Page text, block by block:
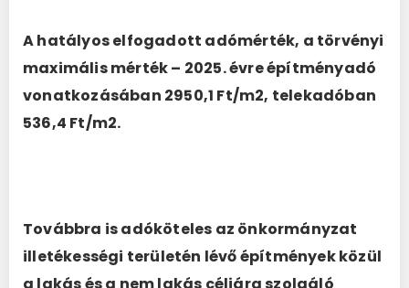
A hatályos elfogadott adómérték, a törvényi
maximális mérték – 2025. évre építményadó
vonatkozásában 2950,1 Ft/m2, telekadóban
536,4 Ft/m2.
Továbbra is adóköteles az önkormányzat
illetékességi területén lévő építmények közül
a lakás és a nem lakás céljára szolgáló